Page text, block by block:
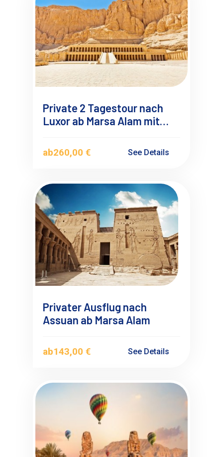
Private 2 Tagestour nach
Luxor ab Marsa Alam mit
Reiseführer
ab260,00 € See Details
Privater Ausflug nach
Assuan ab Marsa Alam
ab143,00 € See Details